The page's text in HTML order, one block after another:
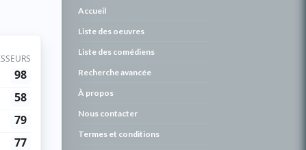
Accueil
Liste des oeuvres
Liste des comédiens
Recherche avancée
À propos
Nous contacter
Termes et conditions